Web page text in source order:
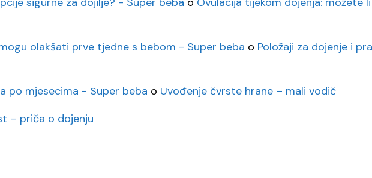
olakšati prve tjedne s bebom - Super beba o Položaji za dojenje i
po mjesecima - Super beba o Uvođenje čvrste hrane – mali vodič
– priča o dojenju